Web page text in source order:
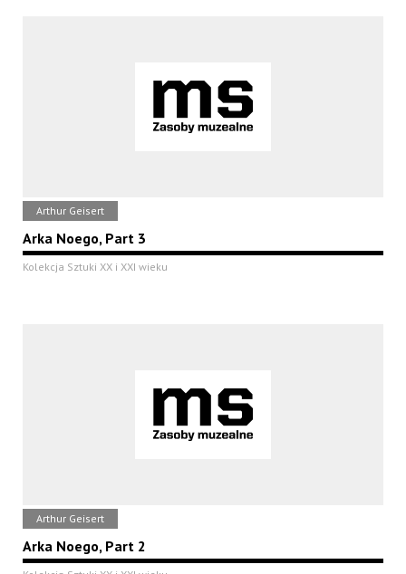
Arthur Geisert
Arka Noego, Part 3
Kolekcja Sztuki XX i XXI wieku
Arthur Geisert
Arka Noego, Part 2